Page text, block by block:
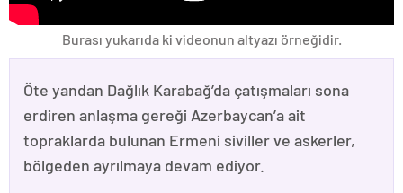
Burası yukarıda ki videonun altyazı örneğidir.
Öte yandan Dağlık Karabağ’da çatışmaları sona
erdiren anlaşma gereği Azerbaycan’a ait
topraklarda bulunan Ermeni siviller ve askerler,
bölgeden ayrılmaya devam ediyor.